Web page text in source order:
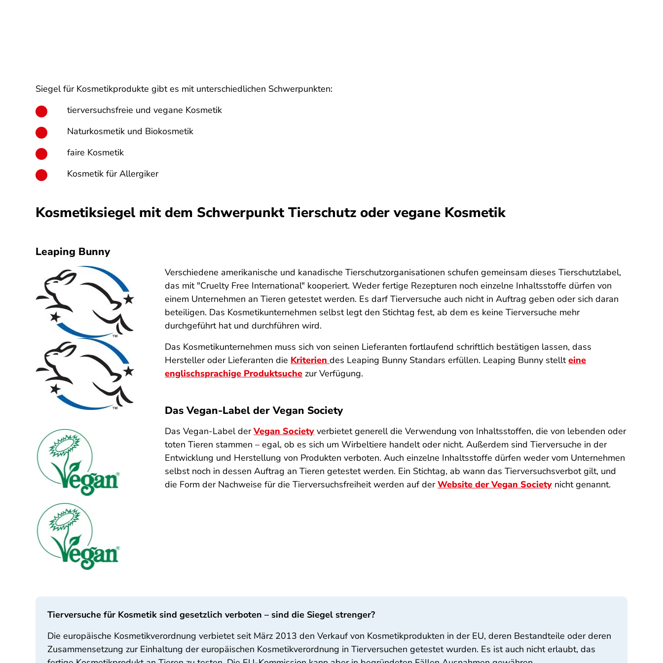
Siegel für Kosmetikprodukte gibt es mit unterschiedlichen Schwerpunkten:
tierversuchsfreie und vegane Kosmetik
Naturkosmetik und Biokosmetik
faire Kosmetik
Kosmetik für Allergiker
Kosmetiksiegel mit dem Schwerpunkt Tierschutz oder vegane Kosmetik
Leaping Bunny
Verschiedene amerikanische und kanadische Tierschutzorganisationen schufen gemeinsam dieses Tierschutzlabel,
das mit "Cruelty Free International" kooperiert. Weder fertige Rezepturen noch einzelne Inhaltsstoffe dürfen von
einem Unternehmen an Tieren getestet werden. Es darf Tierversuche auch nicht in Auftrag geben oder sich daran
beteiligen. Das Kosmetikunternehmen selbst legt den Stichtag fest, ab dem es keine Tierversuche mehr
durchgeführt hat und durchführen wird.
Das Kosmetikunternehmen muss sich von seinen Lieferanten fortlaufend schriftlich bestätigen lassen, dass
Hersteller oder Lieferanten die Kriteriendes Leaping Bunny Standars erfüllen. Leaping Bunny stellteine
englischsprachige Produktsuche zur Verfügung.
Das Vegan-Label der Vegan Society
Das Vegan-Label derVegan Society verbietet generell die Verwendung von Inhaltsstoffen, die von lebenden oder
toten Tieren stammen – egal, ob es sich um Wirbeltiere handelt oder nicht. Außerdem sind Tierversuche in der
Entwicklung und Herstellung von Produkten verboten. Auch einzelne Inhaltsstoffe dürfen weder vom Unternehmen
selbst noch in dessen Auftrag an Tieren getestet werden. Ein Stichtag, ab wann das Tierversuchsverbot gilt, und
die Form der Nachweise für die Tierversuchsfreiheit werden auf derWebsite der Vegan Society nicht genannt.
Tierversuche für Kosmetik sind gesetzlich verboten – sind die Siegel strenger?
Die europäische Kosmetikverordnung verbietet seit März 2013 den Verkauf von Kosmetikprodukten in der EU, deren Bestandteile oder deren
Zusammensetzung zur Einhaltung der europäischen Kosmetikverordnung in Tierversuchen getestet wurden. Es ist auch nicht erlaubt, das